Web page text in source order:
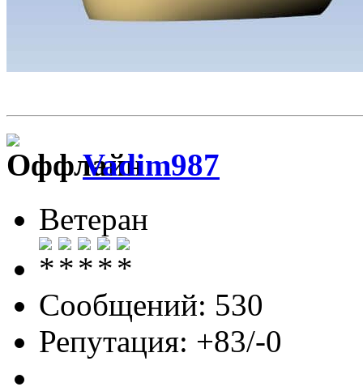
Vadim987
Ветеран
Сообщений: 530
Репутация: +83/-0